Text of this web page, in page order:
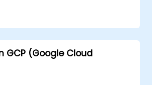
de configuración
para una gestión de cambios
y una mejor colaboración.
transparencia en el proceso
de infraestructura.
y eliminar recursos en
GCP (Google Cloud